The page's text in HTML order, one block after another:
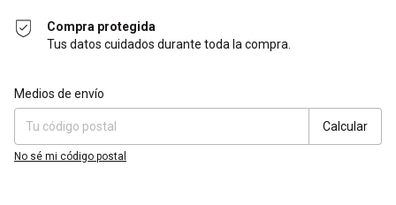
Compra protegida
Tus datos cuidados durante toda la compra.
Entregas para el CP:
Medios de envío
Calcular
No sé mi código postal